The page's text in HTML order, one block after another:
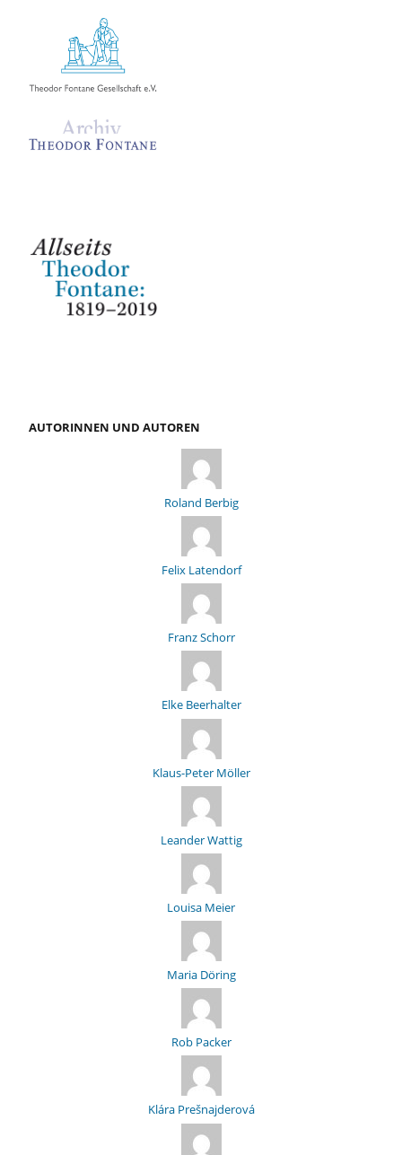
AUTORINNEN UND AUTOREN
Roland Berbig
Felix Latendorf
Franz Schorr
Elke Beerhalter
Klaus-Peter Möller
Leander Wattig
Louisa Meier
Maria Döring
Rob Packer
Klára Prešnajderová